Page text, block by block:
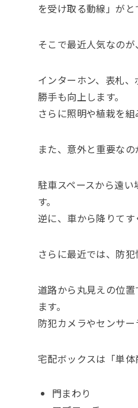
を受け取る動線」がと
そこで最近人気なのが
インターホン、表札
勝手も向上します。
さらに照明や植栽を
また、意外と重要なの
駐車スペースから遠
す。
逆に、車から降りてす
さらに最近では、防犯
道路から丸見えの位
ます。
防犯カメラやセンサー
宅配ボックスは「単体
門まわり